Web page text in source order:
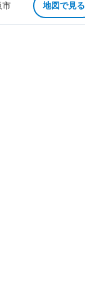
市 地図で見る